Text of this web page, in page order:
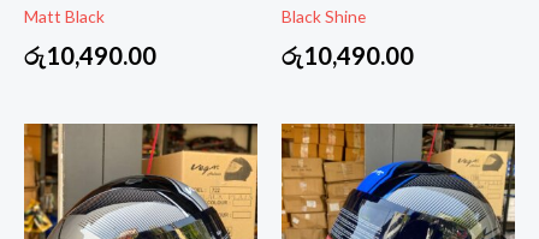
Matt Black
රු10,490.00
Black Shine
රු10,490.00